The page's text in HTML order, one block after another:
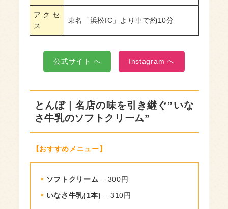
アクセ
ス
東名「浜松IC」より車で約10分
公式サイト へ Instagram へ
とんぼ｜名店の味を引き継ぐ”いな
さ牛乳のソフトクリーム”
【おすすめメニュー】
ソフトクリーム – 300円
いなさ牛乳(1本) – 310円